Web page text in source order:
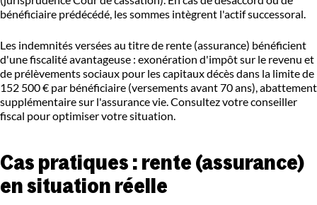
bénéficiaire prédécédé, les sommes intègrent l'actif successoral.
Les indemnités versées au titre de rente (assurance) bénéficient
d'une fiscalité avantageuse : exonération d'impôt sur le revenu et
de prélèvements sociaux pour les capitaux décès dans la limite de
152 500 € par bénéficiaire (versements avant 70 ans), abattement
supplémentaire sur l'assurance vie. Consultez votre conseiller
fiscal pour optimiser votre situation.
Cas pratiques : rente (assurance)
en situation réelle